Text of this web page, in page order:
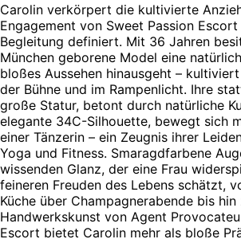
Carolin verkörpert die kultivierte
Engagement von Sweet Passion
Begleitung definiert. Mit 36 Jahren
München geborene Model eine
bloßes Aussehen hinausgeht –
der Bühne und im Rampenlicht. Ihre
große Statur, betont durch natürliche
elegante 34C-Silhouette, bewegt sich
einer Tänzerin – ein Zeugnis ihrer
Yoga und Fitness. Smaragdfarbene
wissenden Glanz, der eine Frau
feineren Freuden des Lebens schätzt,
Küche über Champagnerabende bis
Handwerkskunst von Agent
Escort bietet Carolin mehr als bloße